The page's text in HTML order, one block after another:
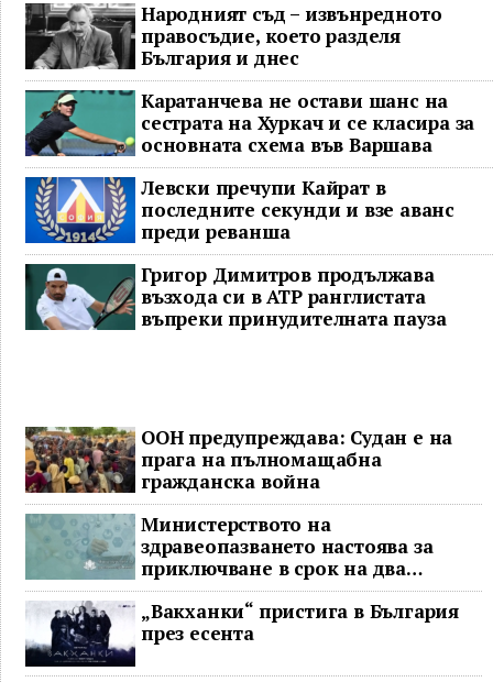
Народният съд – извънредното
правосъдие, което разделя
България и днес
Каратанчева не остави шанс на
сестрата на Хуркач и се класира за
основната схема във Варшава
Левски пречупи Кайрат в
последните секунди и взе аванс
преди реванша
Григор Димитров продължава
възхода си в ATP ранглистата
въпреки принудителната пауза
ООН предупреждава: Судан е на
прага на пълномащабна
гражданска война
Министерството на
здравеопазването настоява за
приключване в срок на два
ключови строителни проекта
„Вакханки“ пристига в България
през есента